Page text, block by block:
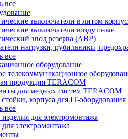
все
выключатели в литом
выключатели воздушные
ввод резерва (АВР)
нагрузки, рубильники,
все
оборудование
телекоммуникационное
продукция TERACOM
для медных систем TERACOM
корпуса для IT-
все
для электромонтажа
электромонтажа